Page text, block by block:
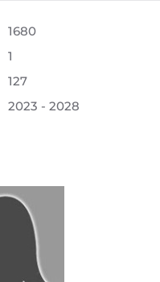
1680
1
127
2023 - 2028